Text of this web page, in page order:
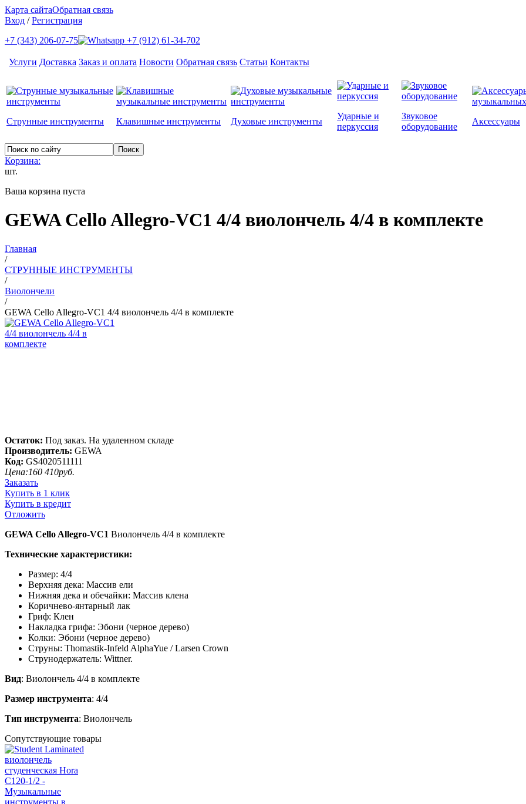
Карта сайтаОбратная связь
Вход /Регистрация
+7 (343) 206-07-75
+7 (912) 61-34-702
Услуги Доставка Заказ и оплата Новости Обратная связь Статьи Контакты
Струнные инструменты Клавишные инструменты Духовые инструменты
Ударные и
перкуссия
Звуковое
оборудование
Аксессуары
Корзина:
шт.
Ваша корзина пуста
GEWA Cello Allegro-VC1 4/4 виолончель 4/4 в комплекте
Главная
/
СТРУННЫЕ ИНСТРУМЕНТЫ
/
Виолончели
/
GEWA Cello Allegro-VC1 4/4 виолончель 4/4 в комплекте
Остаток: Под заказ. На удаленном складе
Производитель: GEWA
Код: GS4020511111
Цена:160 410руб.
Заказать
Купить в 1 клик
Купить в кредит
Отложить
GEWA Cello Allegro-VC1 Виолончель 4/4 в комплекте
Технические характеристики:
Размер: 4/4
Верхняя дека: Массив ели
Нижняя дека и обечайки: Массив клена
Коричнево-янтарный лак
Гриф: Клен
Накладка грифа: Эбони (черное дерево)
Колки: Эбони (черное дерево)
Струны: Thomastik-Infeld AlphaYue / Larsen Crown
Струнодержатель: Wittner.
Вид: Виолончель 4/4 в комплекте
Размер инструмента: 4/4
Тип инструмента: Виолончель
Сопутствующие товары